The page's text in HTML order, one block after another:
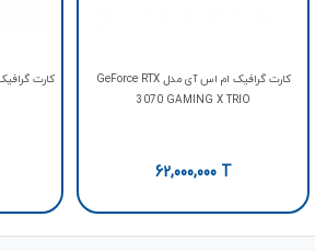
کارت گرافیک ام اس آی مدل GeForce RTX
3070 GAMING X TRIO
62,000,000T